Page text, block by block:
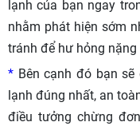
lạnh của bạn ngay
nhằm phát hiện sớm
tránh để hư hỏng nặng
* Bên cạnh đó bạn
lạnh đúng nhất, an
điều tưởng chừng